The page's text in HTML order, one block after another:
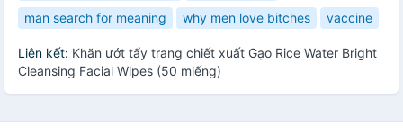
man search for meaning
why men love bitches vaccine
Liên kết: Khăn ướt tẩy trang chiết xuất Gạo Rice Water Bright
Cleansing Facial Wipes (50 miếng)